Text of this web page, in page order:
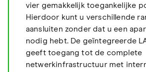
vier gemakkelijk toegankelijke
Hierdoor kunt u verschillende
aansluiten zonder dat u een
nodig hebt. De geïntegreerde
geeft toegang tot de complete
netwerkinfrastructuur met